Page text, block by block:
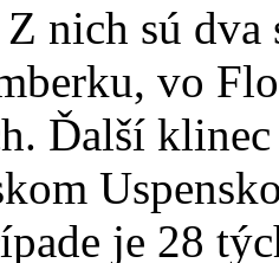
nich sú
vo
Ďalší
je 28